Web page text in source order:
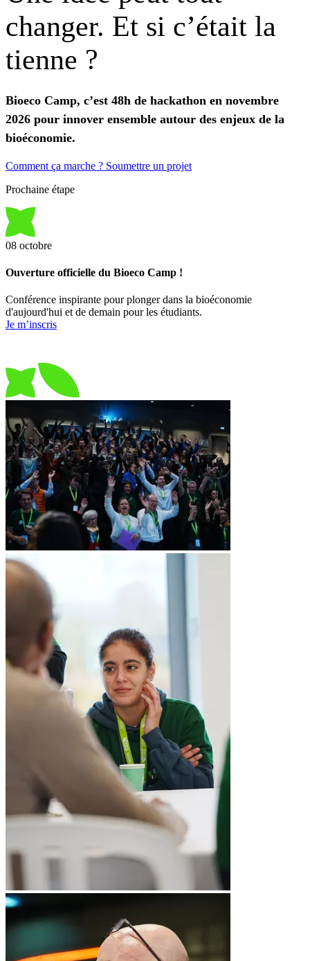
changer. Et si c’était la
tienne ?
Bioeco Camp, c’est 48h de hackathon en novembre
2026 pour innover ensemble autour des enjeux de la
bioéconomie.
Comment ça marche ? Soumettre un projet
Prochaine étape
08 octobre
Ouverture officielle du Bioeco Camp !
Conférence inspirante pour plonger dans la bioéconomie
d'aujourd'hui et de demain pour les étudiants.
Je m’inscris